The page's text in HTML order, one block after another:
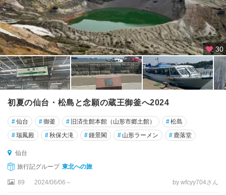
30
初夏の仙台・松島と念願の蔵王御釜へ2024
#仙台 #御釜 # 旧済生館本館（山形市郷土館） #松島
#瑞鳳殿 #秋保大滝 #鍾景閣 # 山形ラーメン # 鹿落堂
仙台
旅行記グループ 東北への旅
89 2024/06/06～ by wfcyy704さん